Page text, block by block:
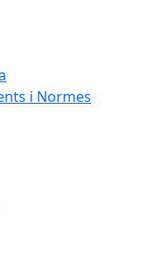
i Normes